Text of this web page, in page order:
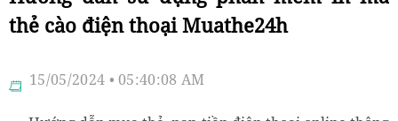
thẻ cào điện thoại Muathe24h
15/05/2024 • 05:40:08 AM